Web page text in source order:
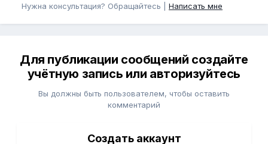
Нужна консультация? Обращайтесь | Написать мне
Для публикации сообщений создайте
учётную запись или авторизуйтесь
Вы должны быть пользователем, чтобы оставить
комментарий
Создать аккаунт